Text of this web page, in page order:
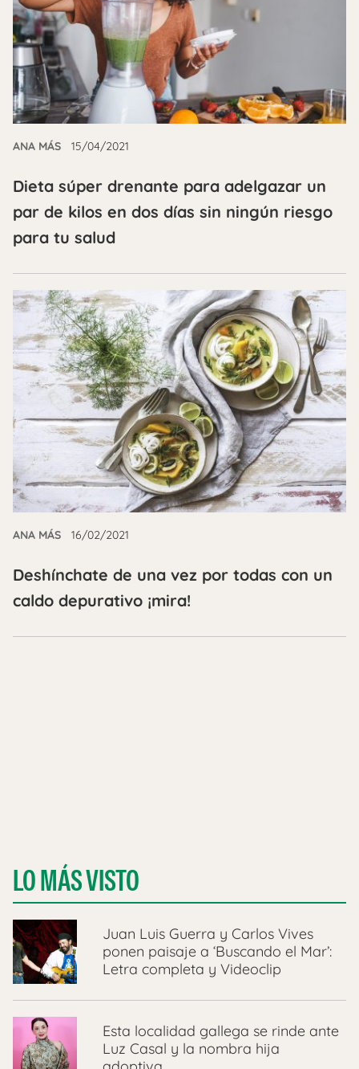
ANA MÁS 15/04/2021
Dieta súper drenante para adelgazar un
par de kilos en dos días sin ningún riesgo
para tu salud
ANA MÁS 16/02/2021
Deshínchate de una vez por todas con un
caldo depurativo ¡mira!
LO MÁS VISTO
Juan Luis Guerra y Carlos Vives
ponen paisaje a ‘Buscando el Mar’:
Letra completa y Videoclip
Esta localidad gallega se rinde ante
Luz Casal y la nombra hija